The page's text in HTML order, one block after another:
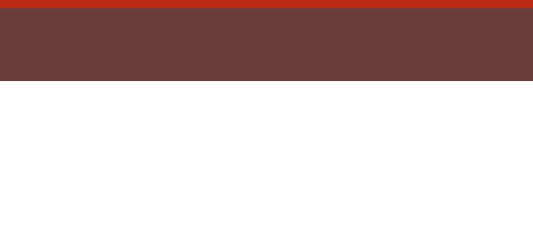
Bô xả động cơ lai